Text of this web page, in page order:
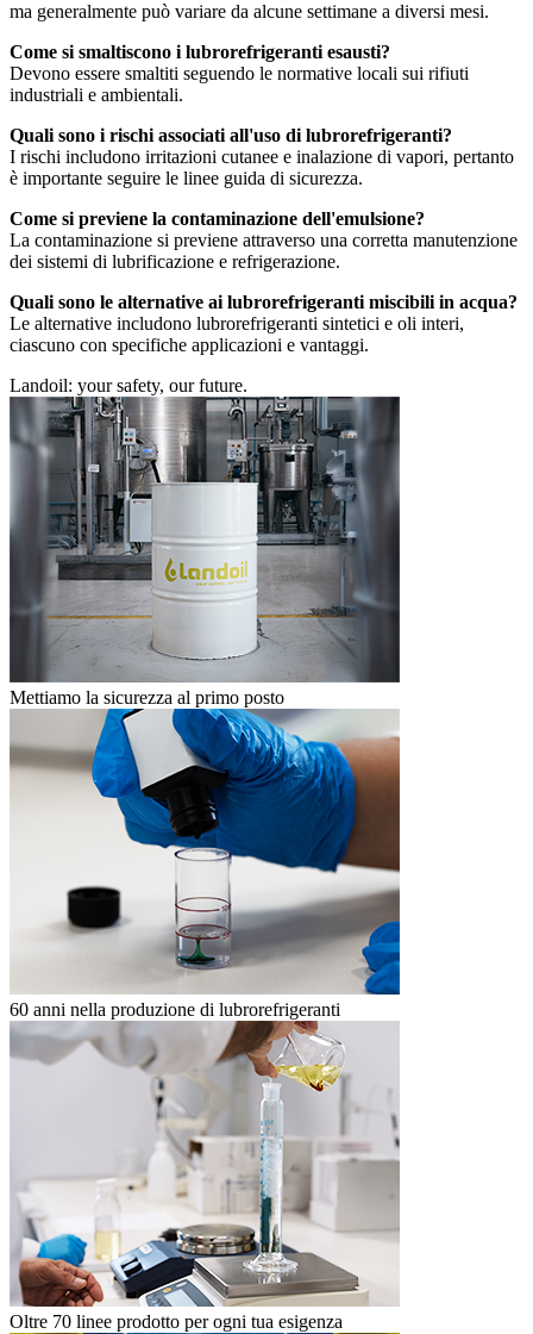
ma generalmente può variare da alcune settimane a diversi mesi.
Come si smaltiscono i lubrorefrigeranti esausti?
Devono essere smaltiti seguendo le normative locali sui rifiuti
industriali e ambientali.
Quali sono i rischi associati all'uso di lubrorefrigeranti?
I rischi includono irritazioni cutanee e inalazione di vapori, pertanto
è importante seguire le linee guida di sicurezza.
Come si previene la contaminazione dell'emulsione?
La contaminazione si previene attraverso una corretta manutenzione
dei sistemi di lubrificazione e refrigerazione.
Quali sono le alternative ai lubrorefrigeranti miscibili in acqua?
Le alternative includono lubrorefrigeranti sintetici e oli interi,
ciascuno con specifiche applicazioni e vantaggi.
Landoil: your safety, our future.
Mettiamo la sicurezza al primo posto
60 anni nella produzione di lubrorefrigeranti
Oltre 70 linee prodotto per ogni tua esigenza